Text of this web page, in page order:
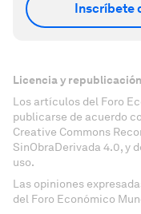
Inscríbete
Licencia y republicación
Los artículos del Foro
publicarse de acuerdo
Creative Commons
SinObraDerivada 4.0, y
uso.
Las opiniones
del Foro Económico